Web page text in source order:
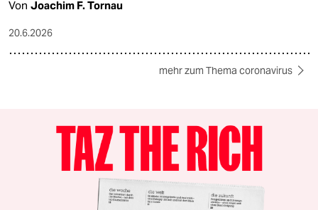
Von Joachim F. Tornau
20.6.2026
mehr zum Thema coronavirus